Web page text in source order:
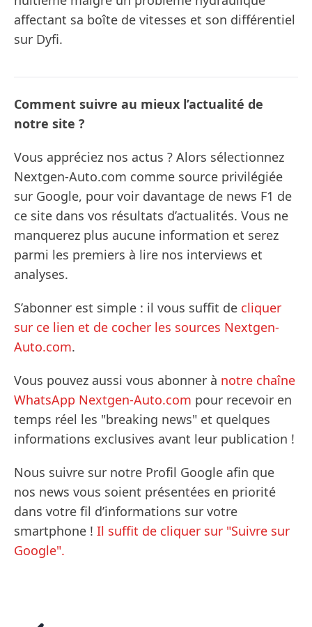
affectant sa boîte de vitesses et son différentiel
sur Dyfi.
Comment suivre au mieux l’actualité de
notre site ?
Vous appréciez nos actus ? Alors sélectionnez
Nextgen-Auto.com comme source privilégiée
sur Google, pour voir davantage de news F1 de
ce site dans vos résultats d’actualités. Vous ne
manquerez plus aucune information et serez
parmi les premiers à lire nos interviews et
analyses.
S’abonner est simple : il vous suffit de cliquer
sur ce lien et de cocher les sources Nextgen-
Auto.com.
Vous pouvez aussi vous abonner à notre chaîne
WhatsApp Nextgen-Auto.com pour recevoir en
temps réel les "breaking news" et quelques
informations exclusives avant leur publication !
Nous suivre sur notre Profil Google afin que
nos news vous soient présentées en priorité
dans votre fil d’informations sur votre
smartphone ! Il suffit de cliquer sur "Suivre sur
Google".